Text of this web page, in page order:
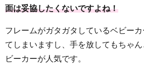
面は妥協したくないですよね！
フレームがガタガタしているベビー
てしまいますし、手を放してもちゃ
ビーカーが人気です。